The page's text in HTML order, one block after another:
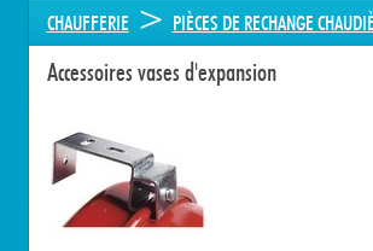
CHAUFFERIE > PIÈCES DE RECHANGE
Accessoires vases d'expansion